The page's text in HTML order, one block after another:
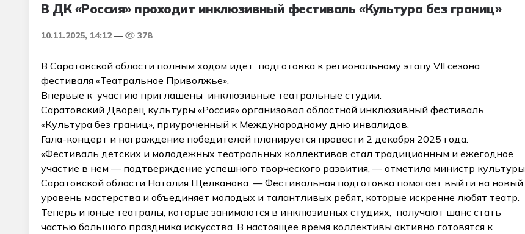
В ДК «Россия» проходит инклюзивный фестиваль «Культура без границ»
10.11.2025, 14:12 378
В Саратовской области полным ходом идёт подготовка к региональному этапу VII сезона
фестиваля «Театральное Приволжье».
Впервые к участию приглашены инклюзивные театральные студии.
Саратовский Дворец культуры «Россия» организовал областной инклюзивный фестиваль
«Культура без границ», приуроченный к Международному дню инвалидов.
Гала-концерт и награждение победителей планируется провести 2 декабря 2025 года.
«Фестиваль детских и молодежных театральных коллективов стал традиционным и ежегодное
участие в нем — подтверждение успешного творческого развития, — отметила министр культуры
Саратовской области Наталия Щелканова. — Фестивальная подготовка помогает выйти на новый
уровень мастерства и объединяет молодых и талантливых ребят, которые искренне любят театр.
Теперь и юные театралы, которые занимаются в инклюзивных студиях, получают шанс стать
частью большого праздника искусства. В настоящее время коллективы активно готовятся к